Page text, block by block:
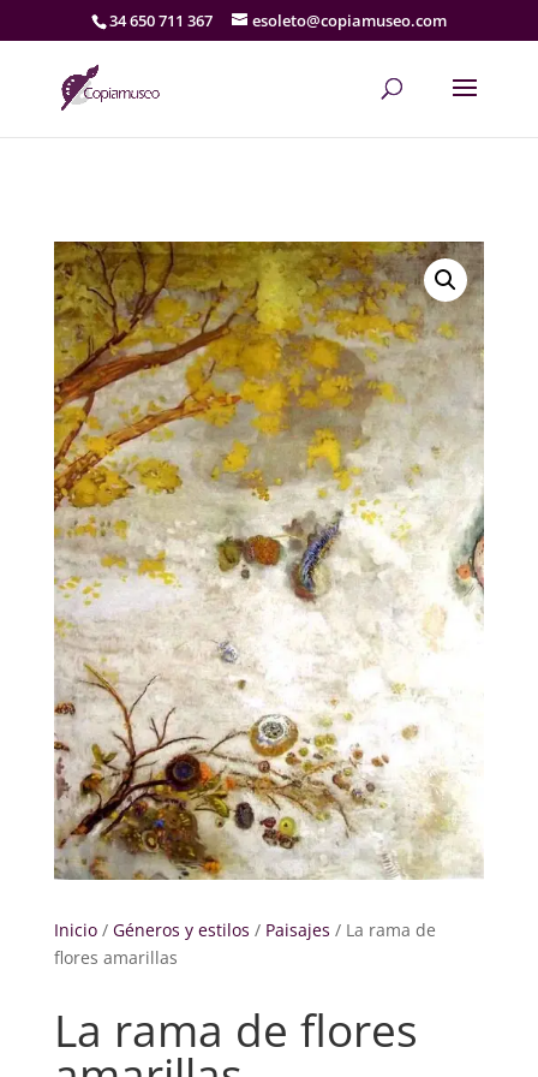
34 650 711 367 esoleto@copiamuseo.com
Inicio/ Géneros y estilos / Paisajes / La rama de
flores amarillas
La rama de flores